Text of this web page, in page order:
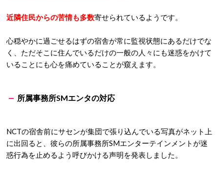
近隣住民からの苦情も多数寄せられているようです。
心穏やかに過ごせるはずの宿舎が常に監視状態にあるだけでな
く、ただそこに住んでいるだけの一般の人々にも迷惑をかけて
いることにも心を痛めていることが窺えます。
所属事務所SMエンタの対応
NCTの宿舎前にサセンが集団で張り込んでいる写真がネット上
に出回ると、彼らの所属事務所SMエンターテインメントが迷
惑行為を止めるよう呼びかける声明を発表しました。